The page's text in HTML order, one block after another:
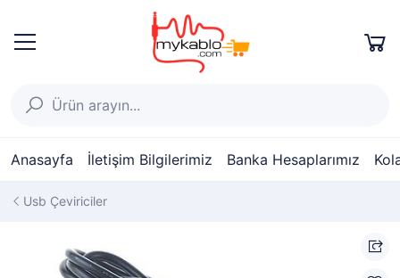
Anasayfa İletişim Bilgilerimiz Banka Hesaplarımız
Usb Çeviriciler